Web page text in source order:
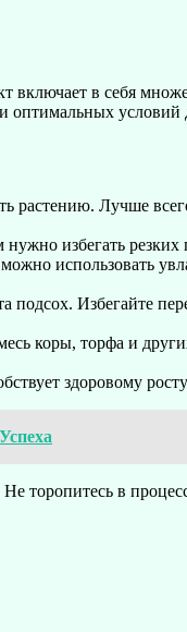
в себя
условий
растению. Лучше
избегать резких
использовать
подсох. Избегайте
коры, торфа и
здоровому
торопитесь в